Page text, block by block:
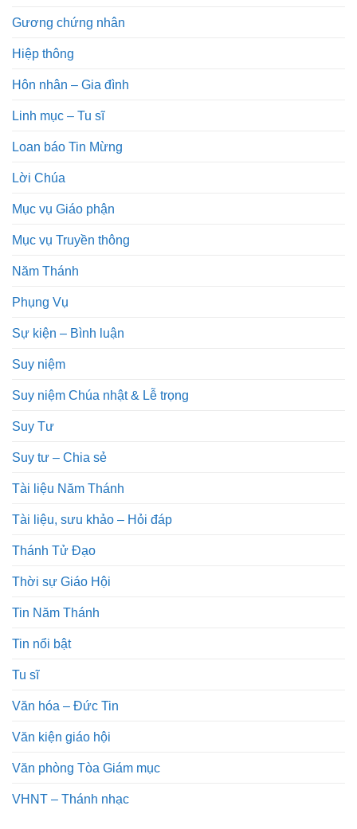
Gương chứng nhân
Hiệp thông
Hôn nhân – Gia đình
Linh mục – Tu sĩ
Loan báo Tin Mừng
Lời Chúa
Mục vụ Giáo phận
Mục vụ Truyền thông
Năm Thánh
Phụng Vụ
Sự kiện – Bình luận
Suy niệm
Suy niệm Chúa nhật & Lễ trọng
Suy Tư
Suy tư – Chia sẻ
Tài liệu Năm Thánh
Tài liệu, sưu khảo – Hỏi đáp
Thánh Tử Đạo
Thời sự Giáo Hội
Tin Năm Thánh
Tin nổi bật
Tu sĩ
Văn hóa – Đức Tin
Văn kiện giáo hội
Văn phòng Tòa Giám mục
VHNT – Thánh nhạc